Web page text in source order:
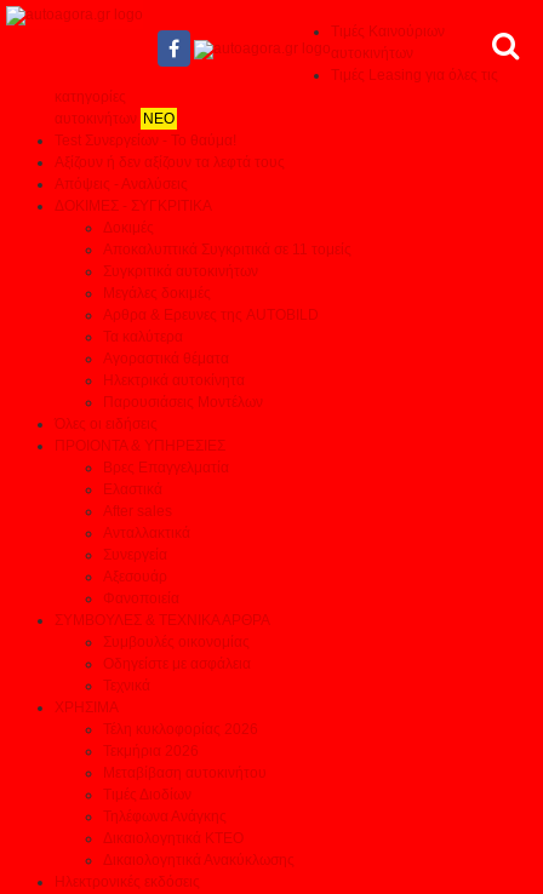
Τιμές Καινούριων
αυτοκινήτων
Τιμές Leasing για όλες τις
κατηγορίες
αυτοκινήτων ΝΕΟ
Test Συνεργείων - Το θαύμα!
Αξίζουν ή δεν αξίζουν τα λεφτά τους
Απόψεις - Αναλύσεις
ΔΟΚΙΜΕΣ - ΣΥΓΚΡΙΤΙΚΑ
Δοκιμές
Αποκαλυπτικά Συγκριτικά σε 11 τομείς
Συγκριτικά αυτοκινήτων
Μεγάλες δοκιμές
Αρθρα & Ερευνες της AUTOBILD
Τα καλύτερα
Αγοραστικά θέματα
Ηλεκτρικά αυτοκίνητα
Παρουσιάσεις Μοντέλων
Όλες οι ειδήσεις
ΠΡΟΙΟΝΤΑ & ΥΠΗΡΕΣΙΕΣ
Βρες Επαγγελματία
Ελαστικά
After sales
Ανταλλακτικά
Συνεργεία
Αξεσουάρ
Φανοποιεία
ΣΥΜΒΟΥΛΕΣ & ΤΕΧΝΙΚΑ ΑΡΘΡΑ
Συμβουλές οικονομίας
Οδηγείστε με ασφάλεια
Τεχνικά
ΧΡΗΣΙΜΑ
Τέλη κυκλοφορίας 2026
Τεκμήρια 2026
Μεταβίβαση αυτοκινήτου
Τιμές Διοδίων
Τηλέφωνα Ανάγκης
Δικαιολογητικά ΚΤΕΟ
Δικαιολογητικά Ανακύκλωσης
Ηλεκτρονικές εκδόσεις